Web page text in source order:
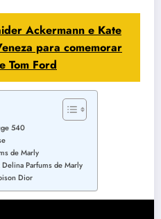
Ackermann e Kate
para comemorar
Tom Ford
540
de Marly
Parfums de Marly
Dior